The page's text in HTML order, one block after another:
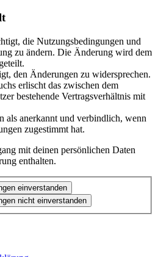
die Nutzungsbedingungen und
zu ändern. Die Änderung wird dem
den Änderungen zu widersprechen.
erlischt das zwischen dem
bestehende Vertragsverhältnis mit
als anerkannt und verbindlich, wenn
zugestimmt hat.
mit deinen persönlichen Daten
enthalten.